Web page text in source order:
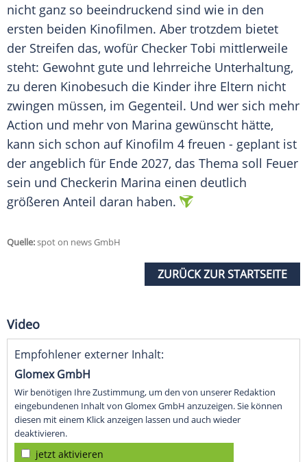
nicht ganz so beeindruckend sind wie in den
ersten beiden Kinofilmen. Aber trotzdem bietet
der Streifen das, wofür Checker Tobi mittlerweile
steht: Gewohnt gute und lehrreiche Unterhaltung,
zu deren Kinobesuch die Kinder ihre Eltern nicht
zwingen müssen, im Gegenteil. Und wer sich mehr
Action und mehr von Marina gewünscht hätte,
kann sich schon auf Kinofilm 4 freuen - geplant ist
der angeblich für Ende 2027, das Thema soll Feuer
sein und Checkerin Marina einen deutlich
größeren Anteil daran haben.
Quelle:spot on news GmbH
ZURÜCK ZUR STARTSEITE
Video
Empfohlener externer Inhalt:
Glomex GmbH
Wir benötigen Ihre Zustimmung, um den von unserer Redaktion
eingebundenen Inhalt von Glomex GmbH anzuzeigen. Sie können
diesen mit einem Klick anzeigen lassen und auch wieder
deaktivieren.
jetzt aktivieren